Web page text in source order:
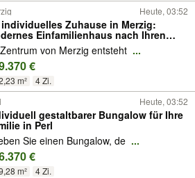
Heute, 03:52
Zuhause in Merzig:
Einfamilienhaus nach Ihren
von Merzig entsteht ...
€
m² 4 Zi.
Heute, 03:52
gestaltbarer Bungalow für Ihre
in Perl
Sie einen Bungalow, de ...
€
m² 4 Zi.